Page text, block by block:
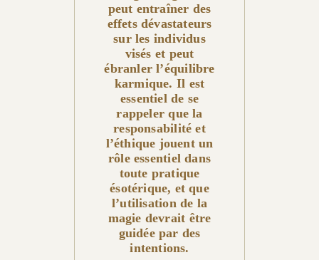
peut entraîner des
effets dévastateurs
sur les individus
visés et peut
ébranler l’équilibre
karmique. Il est
essentiel de se
rappeler que la
responsabilité et
l’éthique jouent un
rôle essentiel dans
toute pratique
ésotérique, et que
l’utilisation de la
magie devrait être
guidée par des
intentions.